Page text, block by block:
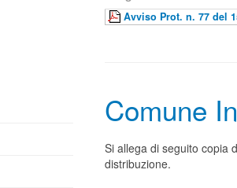
Avviso Prot. n. 77 del
Comune
Si allega di seguito copia
distribuzione.